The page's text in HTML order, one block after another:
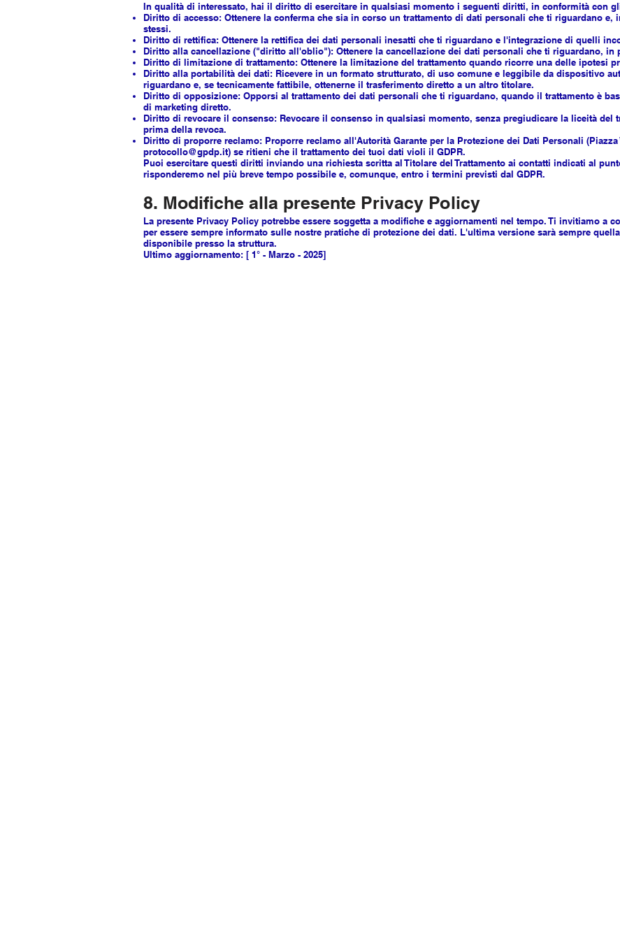
In qualità di interessato, hai il diritto di esercitare in qualsiasi momento i seguenti diritti, in conformità con
Diritto di accesso: Ottenere la conferma che sia in corso un trattamento di dati personali che ti riguardano e,
stessi.
Diritto di rettifica: Ottenere la rettifica dei dati personali inesatti che ti riguardano e l'integrazione di quelli
Diritto alla cancellazione ("diritto all'oblio"): Ottenere la cancellazione dei dati personali che ti riguardano, in
Diritto di limitazione di trattamento: Ottenere la limitazione del trattamento quando ricorre una delle ipotesi
Diritto alla portabilità dei dati: Ricevere in un formato strutturato, di uso comune e leggibile da dispositivo
riguardano e, se tecnicamente fattibile, ottenerne il trasferimento diretto a un altro titolare.
Diritto di opposizione: Opporsi al trattamento dei dati personali che ti riguardano, quando il trattamento è
di marketing diretto.
Diritto di revocare il consenso: Revocare il consenso in qualsiasi momento, senza pregiudicare la liceità del
prima della revoca.
Diritto di proporre reclamo: Proporre reclamo all'Autorità Garante per la Protezione dei Dati Personali (Piazza
protocollo@gpdp.it) se ritieni che il trattamento dei tuoi dati violi il GDPR.
Puoi esercitare questi diritti inviando una richiesta scritta al Titolare del Trattamento ai contatti indicati al
risponderemo nel più breve tempo possibile e, comunque, entro i termini previsti dal GDPR.
8. Modifiche alla presente Privacy Policy
La presente Privacy Policy potrebbe essere soggetta a modifiche e aggiornamenti nel tempo. Ti invitiamo a
per essere sempre informato sulle nostre pratiche di protezione dei dati. L'ultima versione sarà sempre
disponibile presso la struttura.
Ultimo aggiornamento: [ 1° - Marzo - 2025]